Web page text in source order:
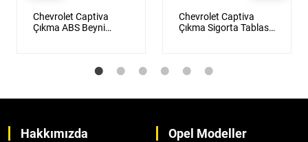
Chevrolet Captiva
Çıkma ABS Beyni
Chevrolet Captiva
Çıkma Sigorta Tablası
Hakkımızda Opel Modeller